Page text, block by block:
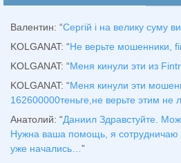
Валентин: “Сергій і на велику суму
KOLGANAT: “Не верьте мошенники,
KOLGANAT: “Меня кинули эти из
KOLGANAT: “Меня кинули эти
162600000теньге,не верьте этим не
Анатолий: “Даниил Здравстуйте.
Нужна ваша помощь, я сотрудничаю
уже начались… ”